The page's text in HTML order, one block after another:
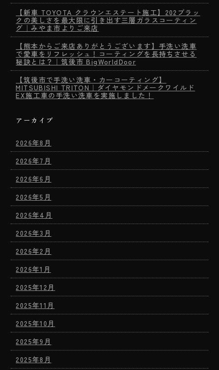
【新車 TOYOTA クラウンエステート施工】202ブラッ
クの美しさを最大限に引き出す三層ガラスコーティン
グ｜みやま市よりご来店
【熊本からご来店ありがとうございます】手洗い洗車
で愛車をリフレッシュ！コーティングを長持ちさせる
秘訣とは？｜筑後市 BigWorldDoor
【筑後市で手洗い洗車・カーコーティング】
MITSUBISHI TRITON｜ダイヤモンドメークワイルド
EX施工車の手洗い洗車を実施しました！
アーカイブ
2026年8月
2026年7月
2026年6月
2026年5月
2026年4月
2026年3月
2026年2月
2026年1月
2025年12月
2025年11月
2025年10月
2025年9月
2025年8月